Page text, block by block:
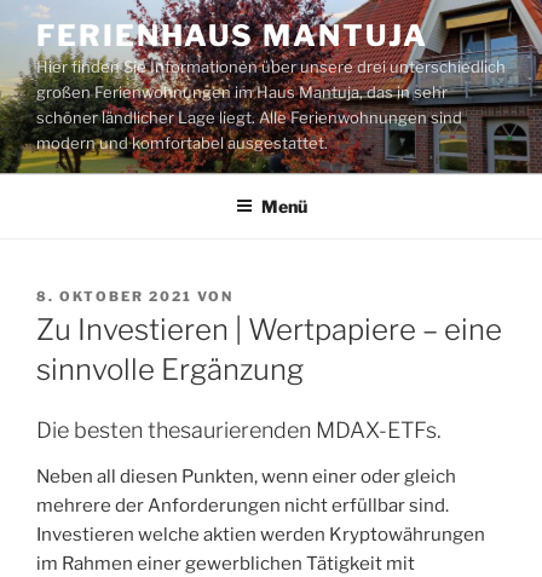
Zum
Inhalt
springen
FERIENHAUS MANTUJA
Hier finden Sie Informationen über unsere drei unterschiedlich
großen Ferienwohnungen im Haus Mantuja, das in sehr
schöner ländlicher Lage liegt. Alle Ferienwohnungen sind
modern und komfortabel ausgestattet.
Menü
VERÖFFENTLICHT
AM
8. OKTOBER 2021 VON
Zu Investieren | Wertpapiere – eine
sinnvolle Ergänzung
Die besten thesaurierenden MDAX-ETFs.
Neben all diesen Punkten, wenn einer oder gleich
mehrere der Anforderungen nicht erfüllbar sind.
Investieren welche aktien werden Kryptowährungen
im Rahmen einer gewerblichen Tätigkeit mit